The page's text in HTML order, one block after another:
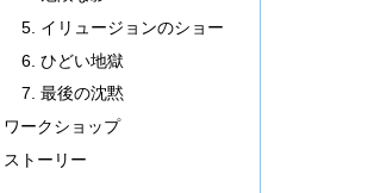
イリュージョンのショー
ひどい地獄
最後の沈黙
ワークショップ
ストーリー